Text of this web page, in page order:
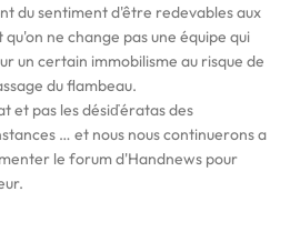
du sentiment d'être redevables aux
ne change pas une équipe qui
un certain immobilisme au risque de
du flambeau.
et pas les désiďératas des
… et nous nous continuerons a
le forum d'Handnews pour